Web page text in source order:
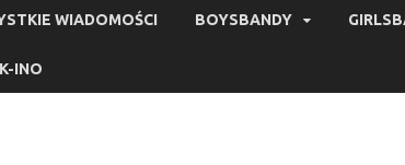
WIADOMOŚCI BOYSBANDY
K-INO